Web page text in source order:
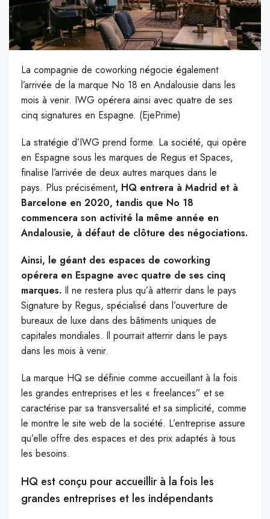
La compagnie de coworking négocie également
l’arrivée de la marque No 18 en Andalousie dans les
mois à venir. IWG opérera ainsi avec quatre de ses
cinq signatures en Espagne. (EjePrime)
La stratégie d’IWG prend forme. La société, qui opère
en Espagne sous les marques de Regus et Spaces,
finalise l’arrivée de deux autres marques dans le
pays. Plus précisément, HQ entrera à Madrid et à
Barcelone en 2020, tandis que No 18
commencera son activité la même année en
Andalousie, à défaut de clôture des négociations.
Ainsi, le géant des espaces de coworking
opérera en Espagne avec quatre de ses cinq
marques. Il ne restera plus qu’à atterrir dans le pays
Signature by Regus, spécialisé dans l’ouverture de
bureaux de luxe dans des bâtiments uniques de
capitales mondiales. Il pourrait atterrir dans le pays
dans les mois à venir.
La marque HQ se définie comme accueillant à la fois
les grandes entreprises et les « freelances” et se
caractérise par sa transversalité et sa simplicité, comme
le montre le site web de la société. L’entreprise assure
qu’elle offre des espaces et des prix adaptés à tous
les besoins.
HQ est conçu pour accueillir à la fois les
grandes entreprises et les indépendants